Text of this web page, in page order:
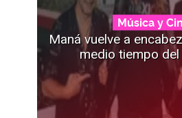
Música y
Maná vuelve a
medio tiempo